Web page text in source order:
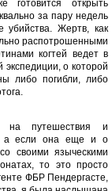
готовится открыть
за пару недель
убийства. Жертв, как
распотрошенными
когтей ведет в
экспедиции, о которой
либо погибли, либо
на путешествия и
а если она еще и о
своими языческими
то это просто
ФБР Пендергасте,